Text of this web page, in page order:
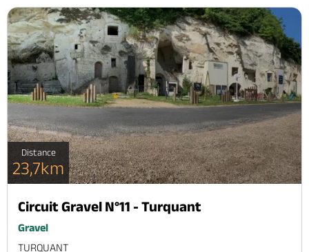
Distance
23,7km
Circuit Gravel N°11 - Turquant
Gravel
TURQUANT